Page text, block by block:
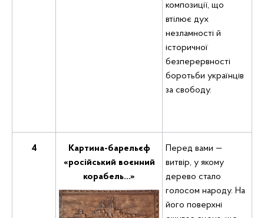
композиції, що
втілює дух
незламності й
історичної
безперервності
боротьби українців
за свободу.
4 Картина-барельєф
«російський воєнний
корабель…»
Перед вами —
витвір, у якому
дерево стало
голосом народу. На
його поверхні